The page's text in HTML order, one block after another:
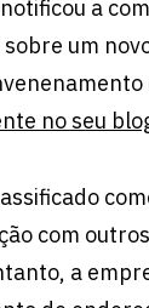
a
um
no seu
com
a